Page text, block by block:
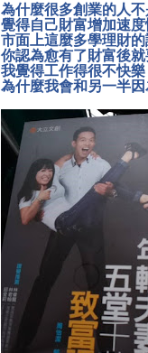
為什麼很多創業的人
覺得自己財富增加速度
市面上這麼多學理財
你認為愈有了財富後
我覺得工作得很不快樂
為什麼我會和另一半因